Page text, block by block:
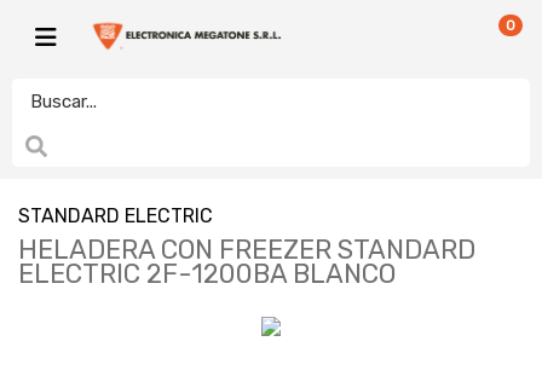
0
STANDARD ELECTRIC
HELADERA CON FREEZER STANDARD
ELECTRIC 2F-1200BA BLANCO